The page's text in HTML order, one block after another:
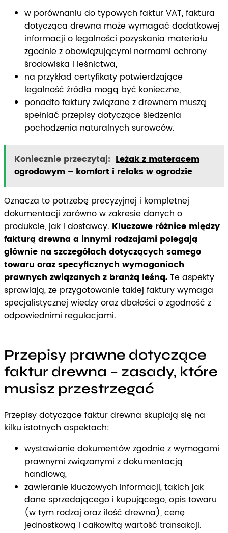
w porównaniu do typowych faktur VAT, faktura
dotycząca drewna może wymagać dodatkowej
informacji o legalności pozyskania materiału
zgodnie z obowiązującymi normami ochrony
środowiska i leśnictwa,
na przykład certyfikaty potwierdzające
legalność źródła mogą być konieczne,
ponadto faktury związane z drewnem muszą
spełniać przepisy dotyczące śledzenia
pochodzenia naturalnych surowców.
Koniecznie przeczytaj: Leżak z materacem
ogrodowym – komfort i relaks w ogrodzie
Oznacza to potrzebę precyzyjnej i kompletnej
dokumentacji zarówno w zakresie danych o
produkcie, jak i dostawcy. Kluczowe różnice między
fakturą drewna a innymi rodzajami polegają
głównie na szczegółach dotyczących samego
towaru oraz specyficznych wymaganiach
prawnych związanych z branżą leśną.Te aspekty
sprawiają, że przygotowanie takiej faktury wymaga
specjalistycznej wiedzy oraz dbałości o zgodność z
odpowiednimi regulacjami.
Przepisy prawne dotyczące
faktur drewna – zasady, które
musisz przestrzegać
Przepisy dotyczące faktur drewna skupiają się na
kilku istotnych aspektach:
wystawianie dokumentów zgodnie z wymogami
prawnymi związanymi z dokumentacją
handlową,
zawieranie kluczowych informacji, takich jak
dane sprzedającego i kupującego, opis towaru
(w tym rodzaj oraz ilość drewna), cenę
jednostkową i całkowitą wartość transakcji.